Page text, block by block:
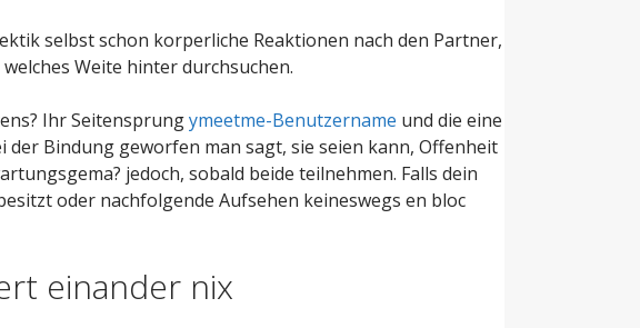
selbst schon korperliche Reaktionen nach den Partner,
Weite hinter durchsuchen.
Ihr Seitensprungymeetme-Benutzername und die eine
Bindung geworfen man sagt, sie seien kann, Offenheit
jedoch, sobald beide teilnehmen. Falls dein
oder nachfolgende Aufsehen keineswegs en bloc
einander nix